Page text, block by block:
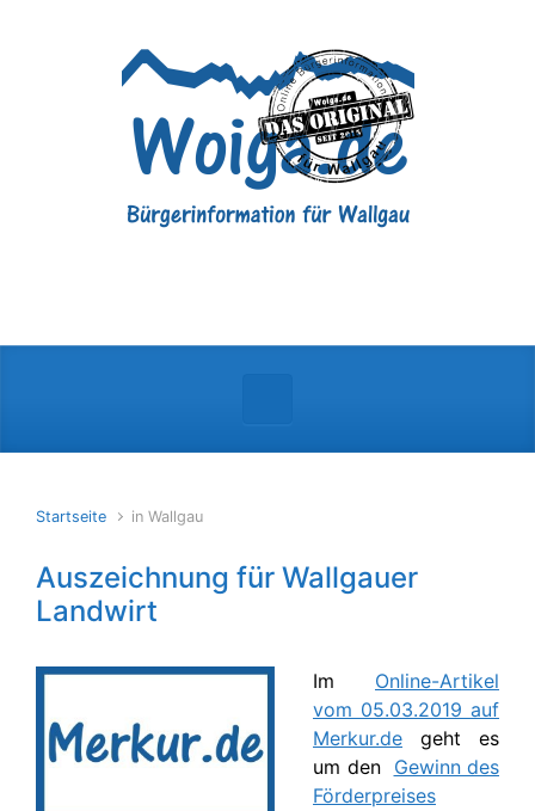
Startseite in Wallgau
Auszeichnung für Wallgauer
Landwirt
Im Online-Artikel
vom 05.03.2019 auf
Merkur.de geht es
um den Gewinn des
Förderpreises